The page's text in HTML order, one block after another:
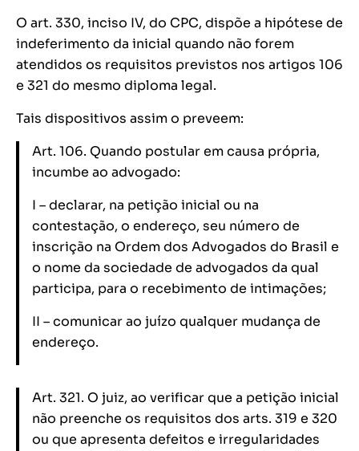
O art. 330, inciso IV, do CPC, dispõe a hipótese de
indeferimento da inicial quando não forem
atendidos os requisitos previstos nos artigos 106
e 321 do mesmo diploma legal.
Tais dispositivos assim o preveem:
Art. 106. Quando postular em causa própria,
incumbe ao advogado:
I – declarar, na petição inicial ou na
contestação, o endereço, seu número de
inscrição na Ordem dos Advogados do Brasil e
o nome da sociedade de advogados da qual
participa, para o recebimento de intimações;
II – comunicar ao juízo qualquer mudança de
endereço.
Art. 321. O juiz, ao verificar que a petição inicial
não preenche os requisitos dos arts. 319 e 320
ou que apresenta defeitos e irregularidades